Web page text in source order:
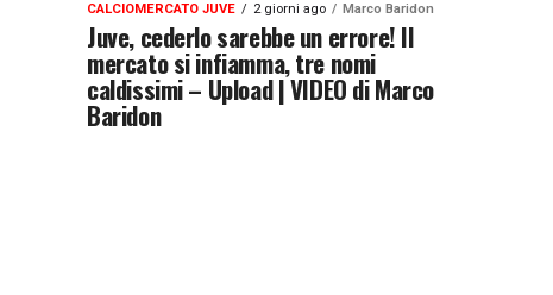
CALCIOMERCATO JUVE 2 giorni ago Marco Baridon
Juve, cederlo sarebbe un errore! Il
mercato si infiamma, tre nomi
caldissimi – Upload | VIDEO di Marco
Baridon